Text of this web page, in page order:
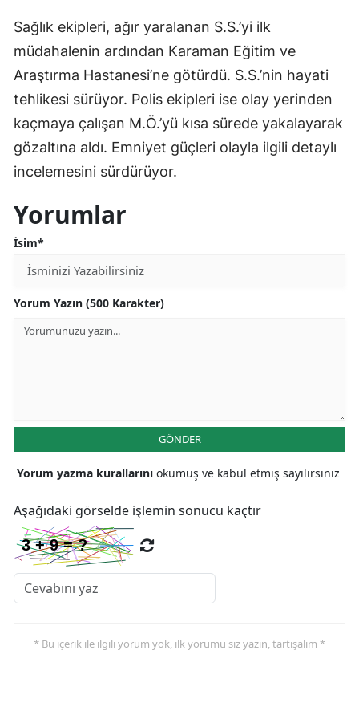
Sağlık ekipleri, ağır yaralanan S.S.’yi ilk
müdahalenin ardından Karaman Eğitim ve
Araştırma Hastanesi’ne götürdü. S.S.’nin hayati
tehlikesi sürüyor. Polis ekipleri ise olay yerinden
kaçmaya çalışan M.Ö.’yü kısa sürede yakalayarak
gözaltına aldı. Emniyet güçleri olayla ilgili detaylı
incelemesini sürdürüyor.
Yorumlar
İsim*
Yorum Yazın (500 Karakter)
GÖNDER
Yorum yazma kurallarını okumuş ve kabul etmiş sayılırsınız
Aşağıdaki görselde işlemin sonucu kaçtır
* Bu içerik ile ilgili yorum yok, ilk yorumu siz yazın, tartışalım *